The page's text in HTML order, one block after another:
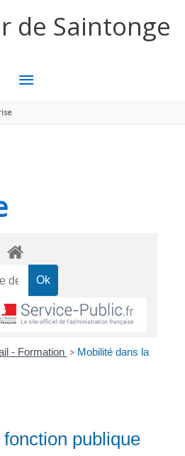
de Saintonge
MENU
- Formation > Mobilité dans la
publique